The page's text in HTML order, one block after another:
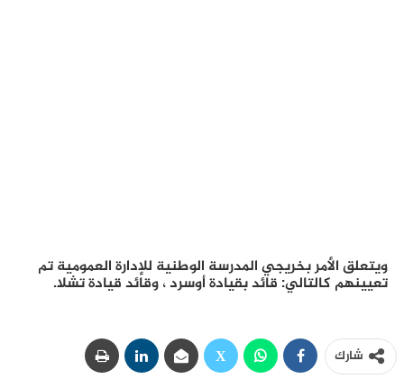
ويتعلق الأمر بخريجي المدرسة الوطنية للإدارة العمومية تم
تعيينهم كالتالي: قائد بقيادة أوسرد ، وقائد قيادة تشلا.
شارك